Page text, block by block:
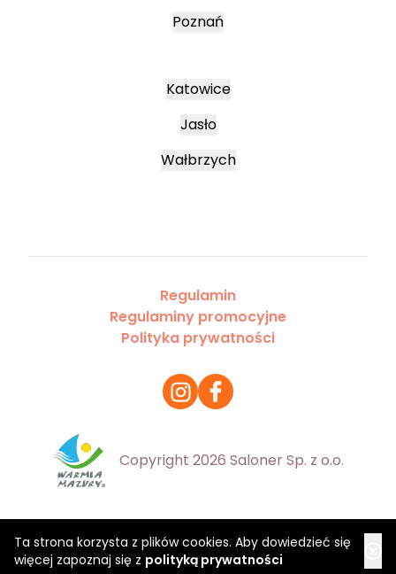
Ta strona korzysta z plików cookies. Aby dowiedzieć się
więcej zapoznaj się z polityką prywatności
Poznań
Katowice
Jasło
Wałbrzych
Regulamin
Regulaminy promocyjne
Polityka prywatności
Copyright 2026 Saloner Sp. z o.o.